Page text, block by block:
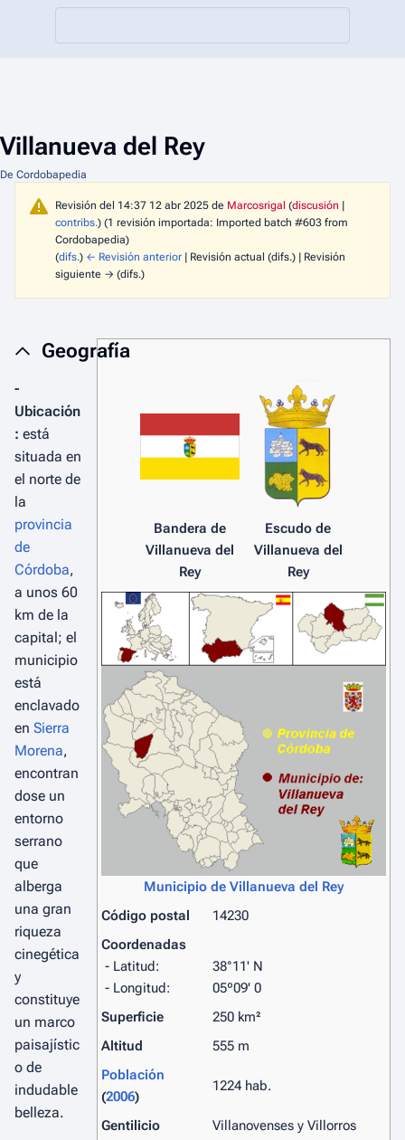
Villanueva del Rey
De Cordobapedia
Revisión del 14:37 12 abr 2025 de Marcosrigal (discusión |
contribs.) (1 revisión importada: Imported batch #603 from
Cordobapedia)
(difs.) ← Revisión anterior | Revisión actual (difs.) | Revisión
siguiente → (difs.)
Bandera de
Villanueva del
Rey
Escudo de
Villanueva del
Rey
Municipio de Villanueva del Rey
Código postal
14230
Coordenadas
- Latitud:
- Longitud:
38°11' N
05º09' 0
Superficie
250 km²
Altitud
555 m
Población
(2006)
1224 hab.
Gentilicio
Villanovenses y Villorros
Geografía
-
Ubicación
: está
situada en
el norte de
la
provincia
de
Córdoba,
a unos 60
km de la
capital; el
municipio
está
enclavado
en Sierra
Morena,
encontran
dose un
entorno
serrano
que
alberga
una gran
riqueza
cinegética
y
constituye
un marco
paisajístic
o de
indudable
belleza.